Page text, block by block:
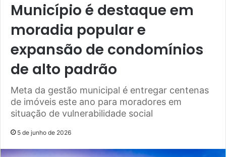
Município é destaque em
moradia popular e
expansão de condomínios
de alto padrão
Meta da gestão municipal é entregar centenas
de imóveis este ano para moradores em
situação de vulnerabilidade social
5 de junho de 2026